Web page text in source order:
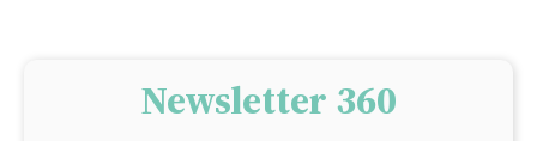
Newsletter 360